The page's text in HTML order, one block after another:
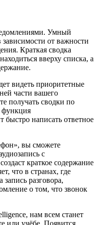
Умный
от важности
Краткая сводка
вверху списка, а
видеть приоритетные
части вашего
получать сводки по
быстро написать ответное
вы сможете
с
краткое содержание
что в странах, где
запись разговора,
о том, что звонок
нам всем станет